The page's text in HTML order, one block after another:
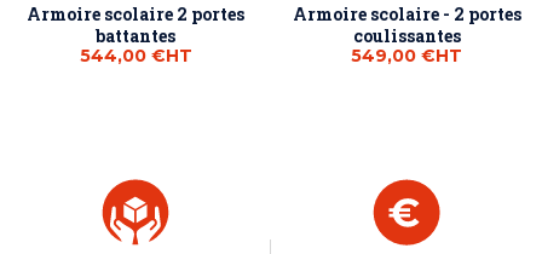
Armoire scolaire 2 portes
battantes
544,00 €HT
Armoire scolaire - 2 portes
coulissantes
549,00 €HT